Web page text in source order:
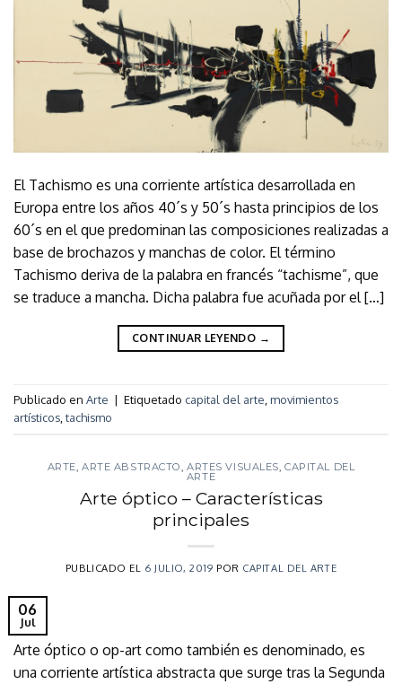
El Tachismo es una corriente artística desarrollada en
Europa entre los años 40´s y 50´s hasta principios de los
60´s en el que predominan las composiciones realizadas a
base de brochazos y manchas de color. El término
Tachismo deriva de la palabra en francés “tachisme”, que
se traduce a mancha. Dicha palabra fue acuñada por el […]
CONTINUAR LEYENDO →
Publicado en Arte | Etiquetado capital del arte,movimientos
artísticos,tachismo
ARTE,ARTE ABSTRACTO,ARTES VISUALES,CAPITAL DEL
ARTE
Arte óptico – Características
principales
PUBLICADO EL 6 JULIO, 2019 POR CAPITAL DEL ARTE
06
Jul
Arte óptico o op-art como también es denominado, es
una corriente artística abstracta que surge tras la Segunda